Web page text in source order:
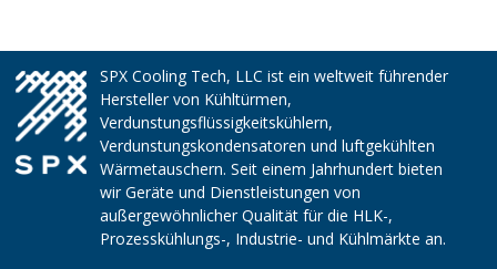
SPX Cooling Tech, LLC ist ein weltweit führender
Hersteller von Kühltürmen,
Verdunstungsflüssigkeitskühlern,
Verdunstungskondensatoren und luftgekühlten
Wärmetauschern. Seit einem Jahrhundert bieten
wir Geräte und Dienstleistungen von
außergewöhnlicher Qualität für die HLK-,
Prozesskühlungs-, Industrie- und Kühlmärkte an.